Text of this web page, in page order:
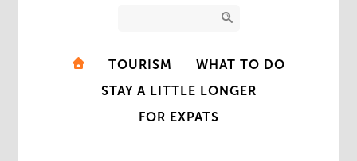
TOURISM
WHAT TO DO
STAY A LITTLE LONGER
FOR EXPATS